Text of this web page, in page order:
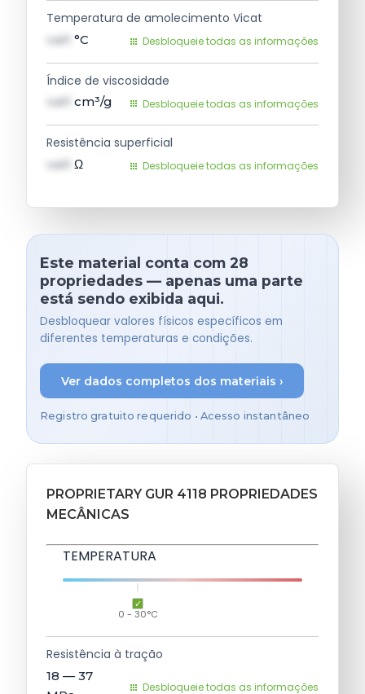
Temperatura de amolecimento Vicat
val1 °C Desbloqueie todas as informações
Índice de viscosidade
val1 cm³/g Desbloqueie todas as informações
Resistência superficial
val1 Ω Desbloqueie todas as informações
Este material conta com 28
propriedades — apenas uma parte
está sendo exibida aqui.
Desbloquear valores físicos específicos em
diferentes temperaturas e condições.
Ver dados completos dos materiais ›
Registro gratuito requerido • Acesso instantâneo
PROPRIETARY GUR 4118 PROPRIEDADES
MECÂNICAS
TEMPERATURA
0 - 30°C
Resistência à tração
18 — 37
Desbloqueie todas as informações